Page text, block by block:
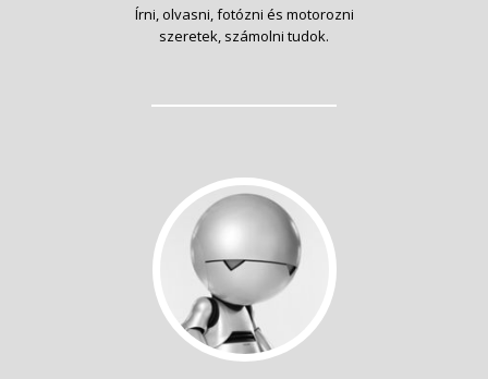
Írni, olvasni, fotózni és motorozni
szeretek, számolni tudok.